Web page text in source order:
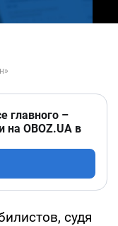
главного –
на OBOZ.UA в
судя